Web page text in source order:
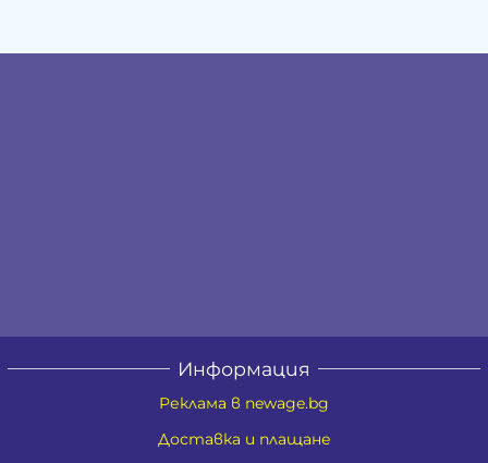
Информация
Реклама в newage.bg
Доставка и плащане